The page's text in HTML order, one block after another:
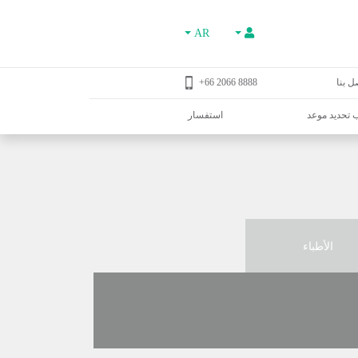
AR
بنا 8888 2066 66+
تحديد موعد استفسار
الأطباء